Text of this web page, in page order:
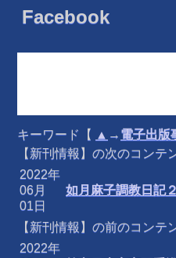
Facebook
キーワード【 ▲ → 電子出版
【新刊情報】の次のコンテ
2022年
06月
01日
如月麻子調教日記
【新刊情報】の前のコンテ
2022年